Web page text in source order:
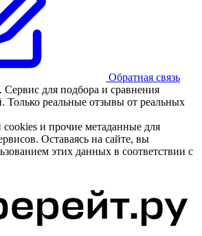
Обратная связь
для подбора и сравнения
реальные отзывы от реальных
и прочие метаданные для
Оставаясь на сайте, вы
этих данных в соответствии с